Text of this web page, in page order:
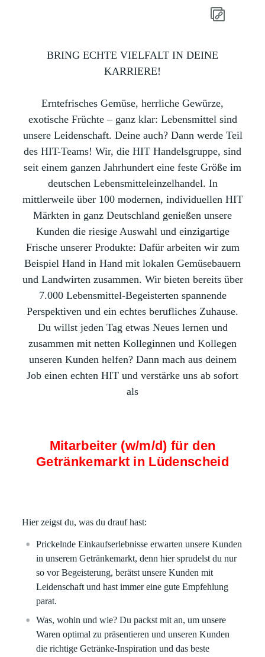
BRING ECHTE VIELFALT IN DEINE
KARRIERE!
Erntefrisches Gemüse, herrliche Gewürze,
exotische Früchte – ganz klar: Lebensmittel sind
unsere Leidenschaft. Deine auch? Dann werde Teil
des HIT-Teams! Wir, die HIT Handelsgruppe, sind
seit einem ganzen Jahrhundert eine feste Größe im
deutschen Lebensmitteleinzelhandel. In
mittlerweile über 100 modernen, individuellen HIT
Märkten in ganz Deutschland genießen unsere
Kunden die riesige Auswahl und einzigartige
Frische unserer Produkte: Dafür arbeiten wir zum
Beispiel Hand in Hand mit lokalen Gemüsebauern
und Landwirten zusammen. Wir bieten bereits über
7.000 Lebensmittel-Begeisterten spannende
Perspektiven und ein echtes berufliches Zuhause.
Du willst jeden Tag etwas Neues lernen und
zusammen mit netten Kolleginnen und Kollegen
unseren Kunden helfen? Dann mach aus deinem
Job einen echten HIT und verstärke uns ab sofort
als
Mitarbeiter (w/m/d) für den
Getränkemarkt in Lüdenscheid
Hier zeigst du, was du drauf hast:
Prickelnde Einkaufserlebnisse erwarten unsere Kunden
in unserem Getränkemarkt, denn hier sprudelst du nur
so vor Begeisterung, berätst unsere Kunden mit
Leidenschaft und hast immer eine gute Empfehlung
parat.
Was, wohin und wie? Du packst mit an, um unsere
Waren optimal zu präsentieren und unseren Kunden
die richtige Getränke-Inspiration und das beste